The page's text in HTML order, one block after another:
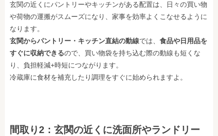
玄関の近くにパントリーやキッチンがある配置は、日々の買い物
や荷物の運搬がスムーズになり、家事を効率よくこなせるように
なります。
玄関からパントリー・キッチン直結の動線では、 食品や日用品を
すぐに収納できるので、買い物袋を持ち込む際の動線も短くな
り、負担軽減+時短につながります。
冷蔵庫に食材を補充したり調理をすぐに始められますよ。
間取り2：玄関の近くに洗面所やランドリー